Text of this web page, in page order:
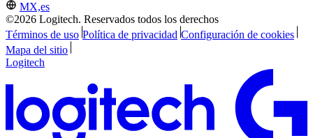
MX,es
©2026 Logitech. Reservados todos los derechos
Términos de uso Política de privacidad Configuración de cookies
Mapa del sitio
Logitech